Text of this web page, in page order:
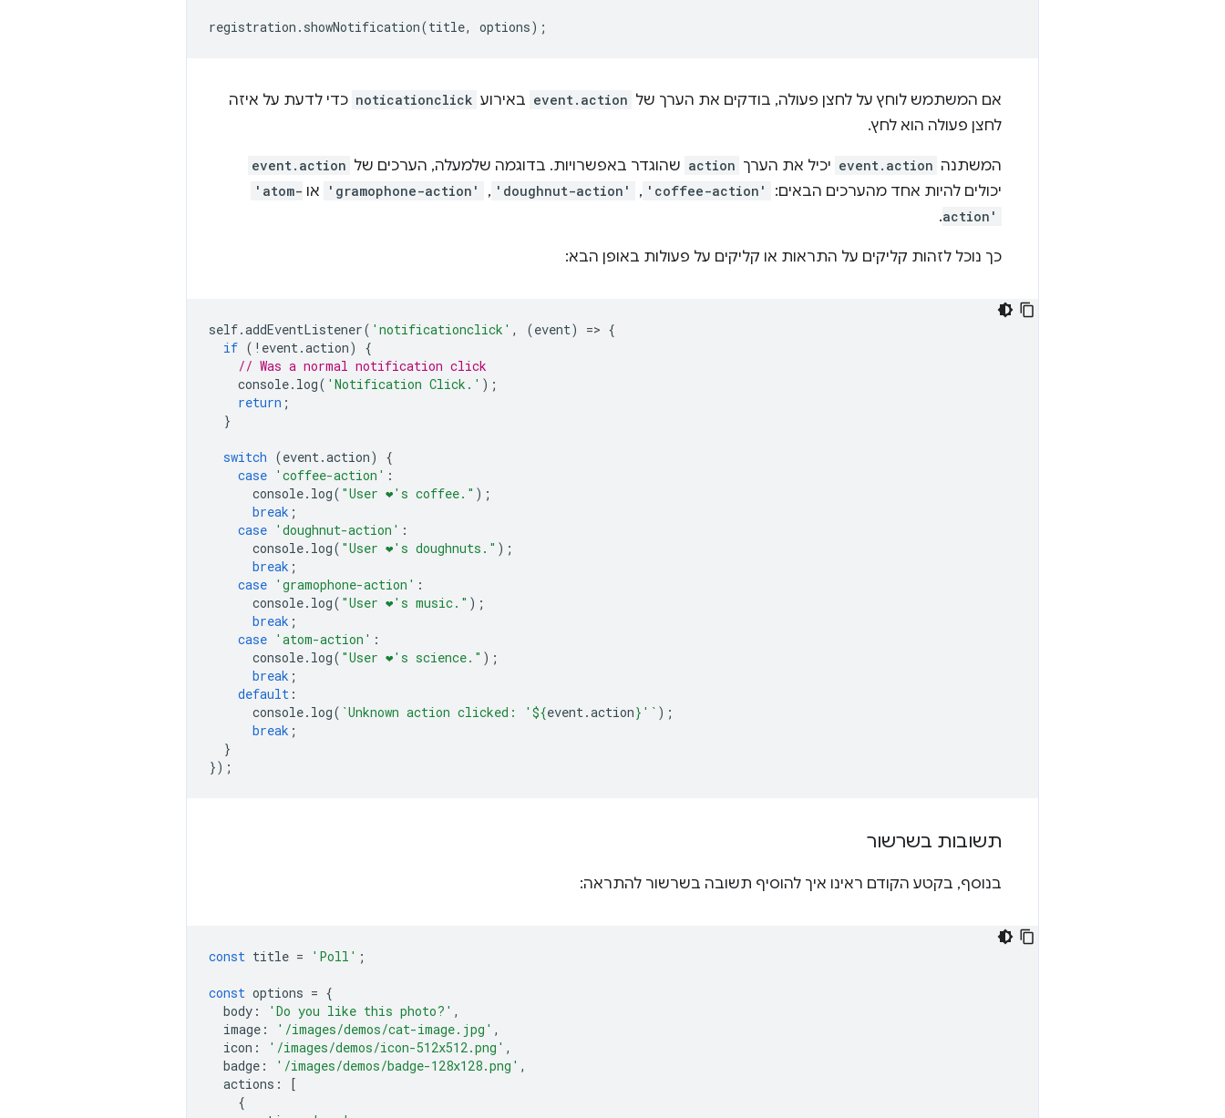
registration . showNotification(title, options);
אם המשתמש לוחץ על לחצן פעולה, בודקים את הערך של event.action באירוע noticationclick כדי לדעת על איזה
לחצן פעולה הוא לחץ.
המשתנה event.action יכיל את הערך action שהוגדר באפשרויות. בדוגמה שלמעלה, הערכים של event.action
יכולים להיות אחד מהערכים הבאים: 'coffee-action'
,
'doughnut-action'
,
'gramophone-action' או 'atom-
action'
.
כך נוכל לזהות קליקים על התראות או קליקים על פעולות באופן הבא:
self.addEventListener( 'notificationclick' , (event) => {
if ( ! event.action)
{
// Was a normal notification click
console. log( 'Notification Click.' );
return ;
}
switch (event.action)
{
case 'coffee-action' :
console. log( "User ❤️️'s coffee." );
break ;
case 'doughnut-action' :
console. log( "User ❤️️'s doughnuts." );
break ;
case 'gramophone-action' :
console. log( "User ❤️️'s music." );
break ;
case 'atom-action' :
console. log( "User ❤️️'s science." );
break ;
default :
console. log( `Unknown action clicked: ' ${event.action} '` );
break ;
}
});
תשובות בשרשור
בנוסף, בקטע הקודם ראינו איך להוסיף תשובה בשרשור להתראה:
const title = 'Poll' ;
const options = {
body : 'Do you like this photo?' ,
image : '/images/demos/cat-image.jpg' ,
icon : '/images/demos/icon-512x512.png' ,
badge : '/images/demos/badge-128x128.png' ,
actions :
[
{